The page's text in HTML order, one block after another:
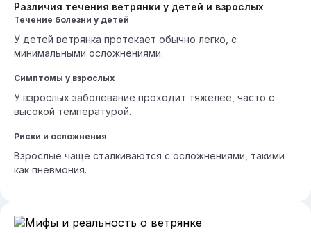
Различия течения ветрянки у детей и взрослых
Течение болезни у детей
У детей ветрянка протекает обычно легко, с
минимальными осложнениями.
Симптомы у взрослых
У взрослых заболевание проходит тяжелее, часто с
высокой температурой.
Риски и осложнения
Взрослые чаще сталкиваются с осложнениями, такими
как пневмония.